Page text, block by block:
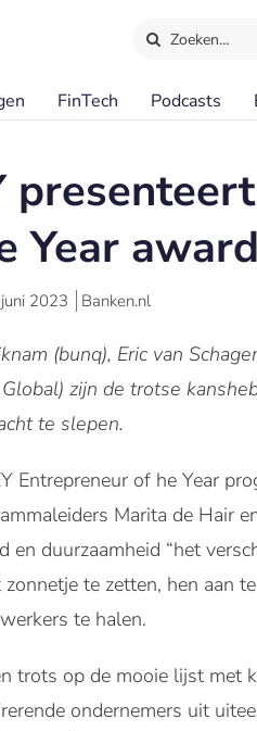
Zoeken…
FinTech Podcasts
Year
2023 Banken.nl
(bunq), Eric van
zijn de trotse
te slepen.
Entrepreneur of he Year
Marita de Hair
en duurzaamheid “het
zonnetje te zetten, hen aan
te halen.
trots op de mooie lijst met
ondernemers uit